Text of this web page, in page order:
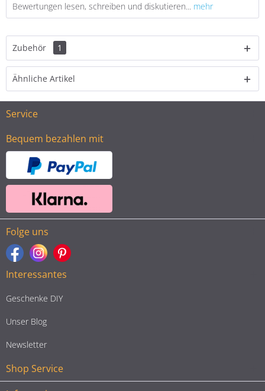
Bewertungen lesen, schreiben und diskutieren... mehr
Zubehör 1
Ähnliche Artikel
Service
Bequem bezahlen mit
Folge uns
Interessantes
Geschenke DIY
Unser Blog
Newsletter
Shop Service